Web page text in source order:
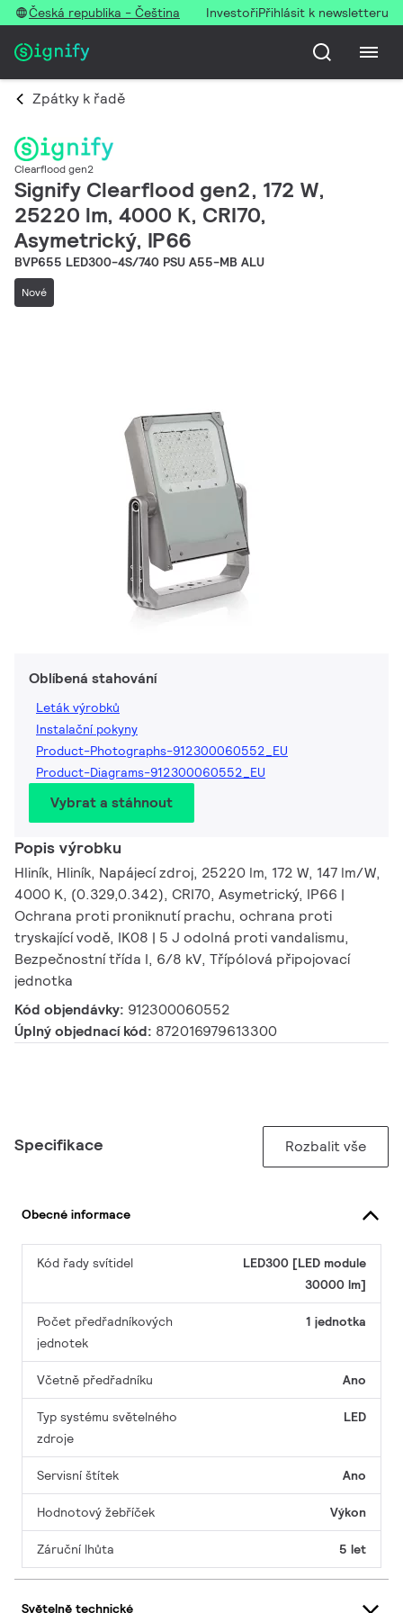
Česká republika - Čeština InvestořiPřihlásit k newsletteru
Zpátky k řadě
Clearflood gen2
Signify Clearflood gen2, 172 W,
25220 lm, 4000 K, CRI70,
Asymetrický, IP66
BVP655 LED300-4S/740 PSU A55-MB ALU
Nové
Oblíbená stahování
Leták výrobků
Instalační pokyny
Product-Photographs-912300060552_EU
Product-Diagrams-912300060552_EU
Vybrat a stáhnout
Popis výrobku
Hliník, Hliník, Napájecí zdroj, 25220 lm, 172 W, 147 lm/W,
4000 K, (0.329,0.342), CRI70, Asymetrický, IP66 |
Ochrana proti proniknutí prachu, ochrana proti
tryskající vodě, IK08 | 5 J odolná proti vandalismu,
Bezpečnostní třída I, 6/8 kV, Třípólová připojovací
jednotka
Kód objendávky: 912300060552
Úplný objednací kód: 872016979613300
Specifikace Rozbalit vše
Obecné informace
Kód řady svítidel
LED300 [LED module
30000 lm]
Počet předřadníkových
jednotek
1 jednotka
Včetně předřadníku Ano
Typ systému světelného
zdroje
LED
Servisní štítek Ano
Hodnotový žebříček Výkon
Záruční lhůta 5 let
Světelně technické